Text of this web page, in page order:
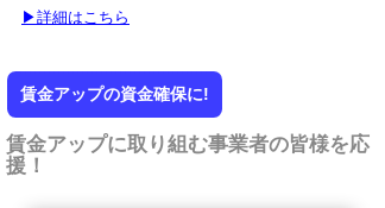
▶詳細はこちら
賃金アップの資金確保に!
賃金アップに取り組む事業者の皆様を応
援！